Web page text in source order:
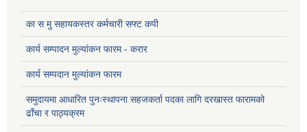
का स मु सहायकस्तर कर्मचारी सफ्ट कपी
कार्य सम्पादन मुल्यांकन फारम - करार
कार्य सम्पदान मुल्यांकन फारम
समुदायमा आधारित पुनःस्थापना सहजकर्ता पदका लागि दरखास्त फारामको
ढाँचा र पाठ्यक्रम